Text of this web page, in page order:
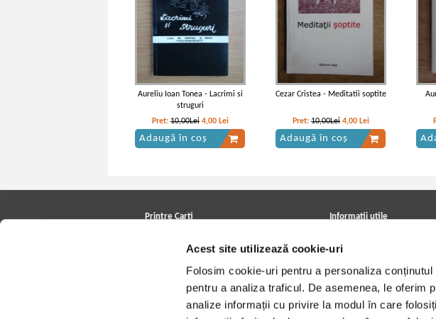
Acest site utilizează cookie-uri
Folosim cookie-uri pentru a personaliza
pentru a analiza traficul. De asemenea, le oferim
analize informații cu privire la modul în care
Aureliu Ioan Tonea - Lacrimi si
struguri
Pret: 10,00Lei 4,00 Lei
Adaugă în coș
Cezar Cristea - Meditatii soptite
Pret:10,00Lei 4,00 Lei
Adaugă în coș
Printre Carti
Cele mai căutate cărți
Blog Printre Carti
Cărţi sub 5 lei
Informatii utile
Achizitii viniluri, casete, CD/DVD
Cum cumpar?
Politica de livrare
Retur comenzi
Angajari - Cariere